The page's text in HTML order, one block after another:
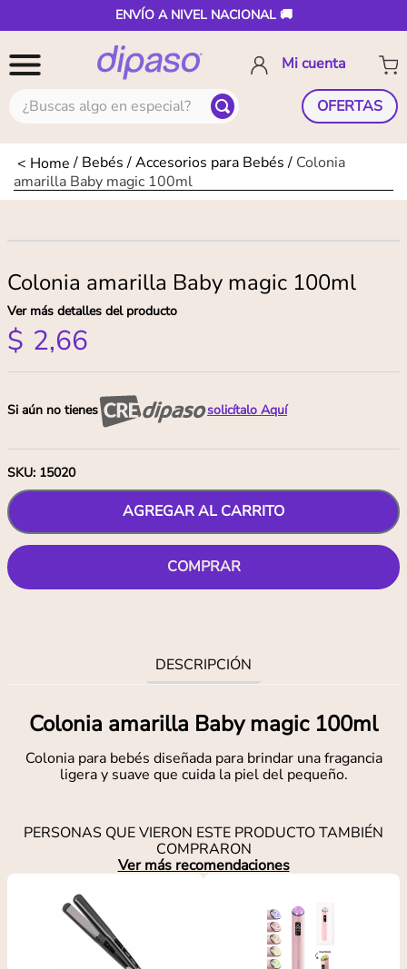
ENVÍO A NIVEL NACIONAL 🚚
¿Buscas algo en especial? OFERTAS
Bebés Accesorios para Bebés
Colonia
amarilla Baby magic 100ml
Colonia amarilla Baby magic 100ml
Ver más detalles del producto
$ 2,66
Si aún no tienes solicítalo Aquí
SKU: 15020
AGREGAR AL CARRITO
COMPRAR
DESCRIPCIÓN
Colonia amarilla Baby magic 100ml
Colonia para bebés diseñada para brindar una fragancia
ligera y suave que cuida la piel del pequeño.
PERSONAS QUE VIERON ESTE PRODUCTO TAMBIÉN
COMPRARON
Ver más recomendaciones